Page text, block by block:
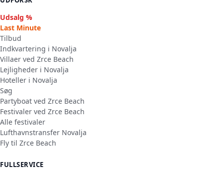
Udsalg %
Last Minute
Tilbud
Indkvartering i Novalja
Villaer ved Zrce Beach
Lejligheder i Novalja
Hoteller i Novalja
Søg
Partyboat ved Zrce Beach
Festivaler ved Zrce Beach
Alle festivaler
Lufthavnstransfer Novalja
Fly til Zrce Beach
FULLSERVICE